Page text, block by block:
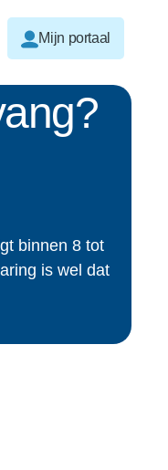
Mijn portaal
binnen 8 tot
is wel dat